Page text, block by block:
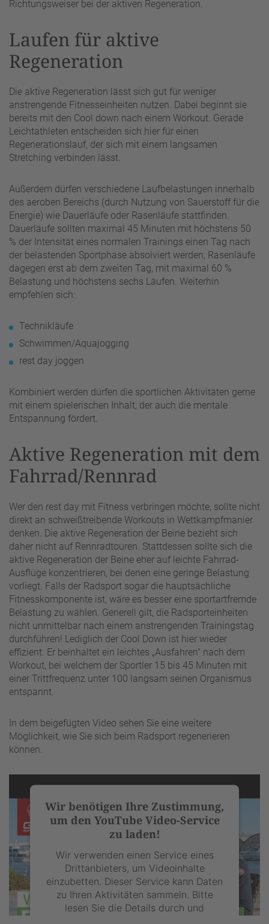
Richtungsweiser bei der aktiven Regeneration.
Laufen für aktive
Regeneration
Die aktive Regeneration lässt sich gut für weniger
anstrengende Fitnesseinheiten nutzen. Dabei beginnt sie
bereits mit den Cool down nach einem Workout. Gerade
Leichtathleten entscheiden sich hier für einen
Regenerationslauf, der sich mit einem langsamen
Stretching verbinden lässt.
Außerdem dürfen verschiedene Laufbelastungen innerhalb
des aeroben Bereichs (durch Nutzung von Sauerstoff für die
Energie) wie Dauerläufe oder Rasenläufe stattfinden.
Dauerläufe sollten maximal 45 Minuten mit höchstens 50
% der Intensität eines normalen Trainings einen Tag nach
der belastenden Sportphase absolviert werden, Rasenläufe
dagegen erst ab dem zweiten Tag, mit maximal 60 %
Belastung und höchstens sechs Läufen. Weiterhin
empfehlen sich:
Technikläufe
Schwimmen/Aquajogging
rest day joggen
Kombiniert werden dürfen die sportlichen Aktivitäten gerne
mit einem spielerischen Inhalt, der auch die mentale
Entspannung fördert.
Aktive Regeneration mit dem
Fahrrad/Rennrad
Wer den rest day mit Fitness verbringen möchte, sollte nicht
direkt an schweißtreibende Workouts in Wettkampfmanier
denken. Die aktive Regeneration der Beine bezieht sich
daher nicht auf Rennradtouren. Stattdessen sollte sich die
aktive Regeneration der Beine eher auf leichte Fahrrad-
Ausflüge konzentrieren, bei denen eine geringe Belastung
vorliegt. Falls der Radsport sogar die hauptsächliche
Fitnesskomponente ist, wäre es besser eine sportartfremde
Belastung zu wählen. Generell gilt, die Radsporteinheiten
nicht unmittelbar nach einem anstrengenden Trainingstag
durchführen! Lediglich der Cool Down ist hier wieder
effizient. Er beinhaltet ein leichtes „Ausfahren" nach dem
Workout, bei welchem der Sportler 15 bis 45 Minuten mit
einer Trittfrequenz unter 100 langsam seinen Organismus
entspannt.
In dem beigefügten Video sehen Sie eine weitere
Möglichkeit, wie Sie sich beim Radsport regenerieren
können.
Wir benötigen Ihre Zustimmung,
um den YouTube Video-Service
zu laden!
Wir verwenden einen Service eines
Drittanbieters, um Videoinhalte
einzubetten. Dieser Service kann Daten
zu Ihren Aktivitäten sammeln. Bitte
lesen Sie die Details durch und